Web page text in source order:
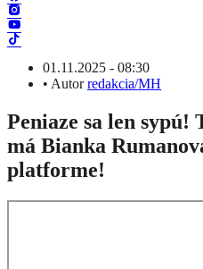
01.11.2025 - 08:30
• Autorredakcia/MH
Peniaze sa len
má Bianka
platforme!